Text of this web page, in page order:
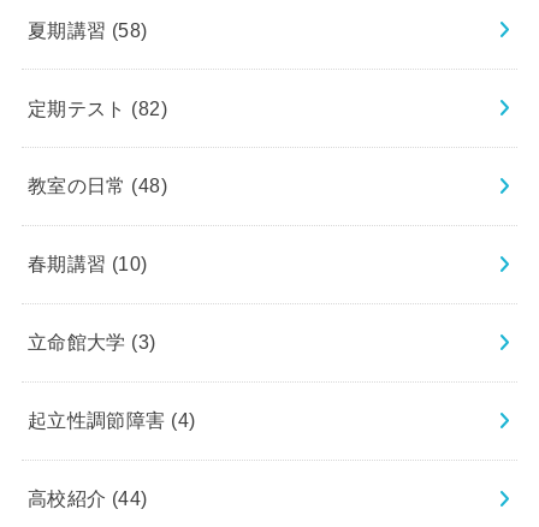
夏期講習 (58)
定期テスト (82)
教室の日常 (48)
春期講習 (10)
立命館大学 (3)
起立性調節障害 (4)
高校紹介 (44)